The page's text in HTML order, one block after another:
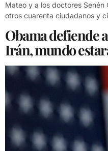
Mateo y a los doctores Senén
otros cuarenta ciudadanos y
Obama defiende
Irán, mundo